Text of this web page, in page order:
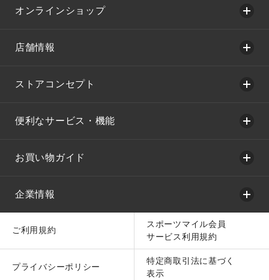
オンラインショップ
店舗情報
ストアコンセプト
便利なサービス・機能
お買い物ガイド
企業情報
ご利用規約
スポーツマイル会員
サービス利用規約
プライバシーポリシー
特定商取引法に基づく
表示